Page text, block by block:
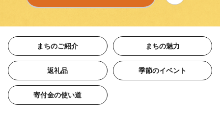
まちのご紹介 まちの魅力
返礼品 季節のイベント
寄付金の使い道